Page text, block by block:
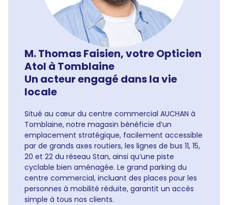
M. Thomas Faisien, votre Opticien
Atol à Tomblaine
Un acteur engagé dans la vie
locale
Situé au cœur du centre commercial AUCHAN à
Tomblaine, notre magasin bénéficie d’un
emplacement stratégique, facilement accessible
par de grands axes routiers, les lignes de bus 11, 15,
20 et 22 du réseau Stan, ainsi qu’une piste
cyclable bien aménagée. Le grand parking du
centre commercial, incluant des places pour les
personnes à mobilité réduite, garantit un accès
simple à tous nos clients.